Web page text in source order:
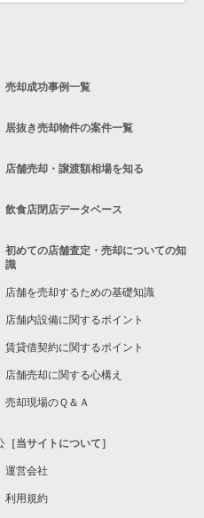
居抜き売却物件の案件一覧
ックの居抜き売却物件の案件
の案件一覧
件の案件一覧
物件の案件一覧
居抜き売却物件の案件一覧
ックの居抜き売却物件の案件
の案件一覧
件の案件一覧
売却成功事例一覧
居抜き売却物件の案件一覧
店舗売却・譲渡額相場を知る
飲食店閉店データベース
初めての店舗査定・売却についての知
識
店舗を売却するための基礎知識
店舗内設備に関するポイント
賃貸借契約に関するポイント
店舗売却に関する心構え
売却現場のＱ＆Ａ
［当サイトについて］
運営会社
利用規約